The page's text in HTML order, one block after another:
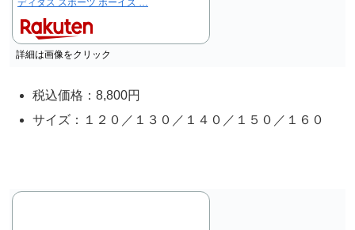
詳細は画像をクリック
税込価格：8,800円
サイズ：１２０／１３０／１４０／１５０／１６０